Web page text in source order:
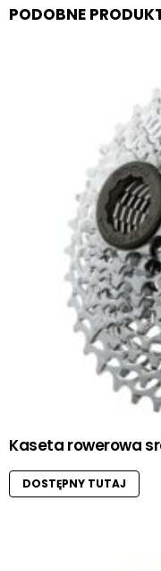
PODOBNE
Kaseta rowerowa
DOSTĘPNY TUTAJ